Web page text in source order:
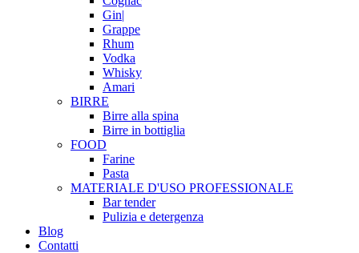
Gin|
Grappe
Rhum
Vodka
Whisky
Amari
BIRRE
Birre alla spina
Birre in bottiglia
FOOD
Farine
Pasta
MATERIALE D'USO PROFESSIONALE
Bar tender
Pulizia e detergenza
Blog
Contatti